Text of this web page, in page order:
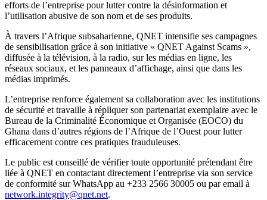
efforts de l’entreprise pour lutter contre la désinformation et
l’utilisation abusive de son nom et de ses produits.
À travers l’Afrique subsaharienne, QNET intensifie ses campagnes
de sensibilisation grâce à son initiative « QNET Against Scams »,
diffusée à la télévision, à la radio, sur les médias en ligne, les
réseaux sociaux, et les panneaux d’affichage, ainsi que dans les
médias imprimés.
L’entreprise renforce également sa collaboration avec les institutions
de sécurité et travaille à répliquer son partenariat exemplaire avec le
Bureau de la Criminalité Économique et Organisée (EOCO) du
Ghana dans d’autres régions de l’Afrique de l’Ouest pour lutter
efficacement contre ces pratiques frauduleuses.
Le public est conseillé de vérifier toute opportunité prétendant être
liée à QNET en contactant directement l’entreprise via son service
de conformité sur WhatsApp au +233 2566 30005 ou par email à
network.integrity@qnet.net.